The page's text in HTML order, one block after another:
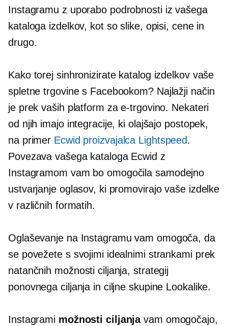
Instagramu z uporabo podrobnosti iz vašega
kataloga izdelkov, kot so slike, opisi, cene in
drugo.
Kako torej sinhronizirate katalog izdelkov vaše
spletne trgovine s Facebookom? Najlažji način
je prek vaših platform za e-trgovino. Nekateri
od njih imajo integracije, ki olajšajo postopek,
na primer Ecwid proizvajalca Lightspeed.
Povezava vašega kataloga Ecwid z
Instagramom vam bo omogočila samodejno
ustvarjanje oglasov, ki promovirajo vaše izdelke
v različnih formatih.
Oglaševanje na Instagramu vam omogoča, da
se povežete s svojimi idealnimi strankami prek
natančnih možnosti ciljanja, strategij
ponovnega ciljanja in ciljne skupine Lookalike.
Instagrami možnosti ciljanjavam omogočajo,